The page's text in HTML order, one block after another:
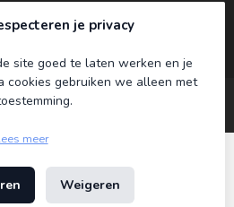
je privacy
site goed te laten werken en je
cookies gebruiken we alleen met
meer
Weigeren